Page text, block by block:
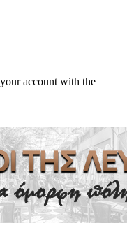
account with the